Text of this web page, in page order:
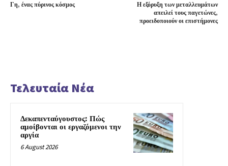
Γη, ένας πύρινος κόσμος
Η εξόρυξη των μεταλλευμάτων
απειλεί τους παγετώνες,
προειδοποιούν οι επιστήμονες
Τελευταία Νέα
Δεκαπενταύγουστος: Πώς
αμοίβονται οι εργαζόμενοι την
αργία
6 August 2026